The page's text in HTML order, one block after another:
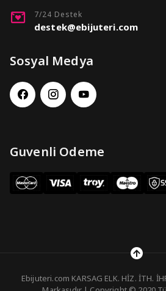
7/24 Destek
destek@ebijuteri.com
Sosyal Medya
Guvenli Odeme
Ebijuteri.com KARSAG ELK. HİZ. İTH.